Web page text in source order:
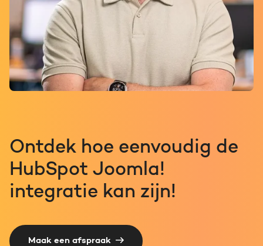
Ontdek hoe eenvoudig de
HubSpot Joomla!
integratie kan zijn!
Maak een afspraak